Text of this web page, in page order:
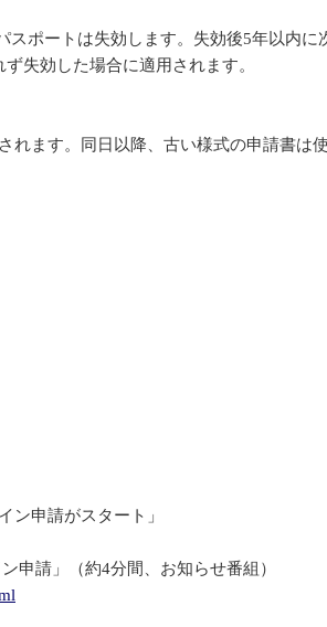
ポートは失効します。失効後5年以内
失効した場合に適用されます。
ます。同日以降、古い様式の申請書は
申請がスタート」
申請」（約4分間、お知らせ番組）